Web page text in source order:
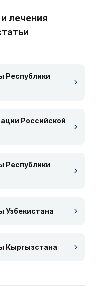
лечения
Республики
Российской
Республики
Узбекистана
Кыргызстана